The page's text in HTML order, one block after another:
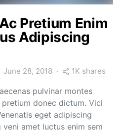
Pretium Enim
Adipiscing
June 28, 2018 1K shares
pulvinar montes
donec dictum. Vici
eget adipiscing
amet luctus enim sem